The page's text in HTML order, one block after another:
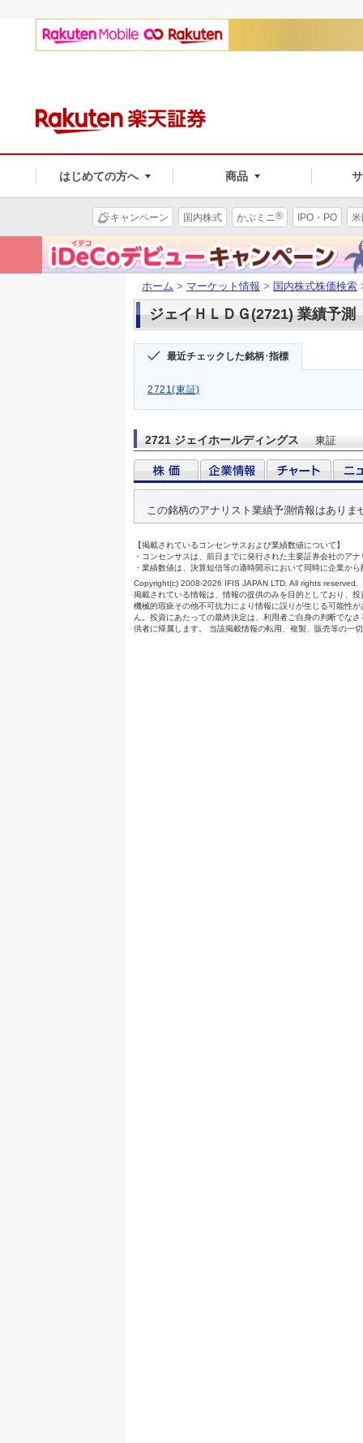
はじめての方へ 商品
キャンペーン 国内株式 かぶミニ® IPO・PO
ホーム > マーケット情報 > 国内株式株価検索
ジェイＨＬＤＧ(2721) 業績予測
最近チェックした銘柄･指標
2721(東証)
2721 ジェイホールディングス 東証